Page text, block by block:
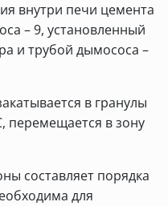
внутри печи цемента
– 9, установленный
и трубой дымососа –
в гранулы
перемещается в зону
составляет порядка
для